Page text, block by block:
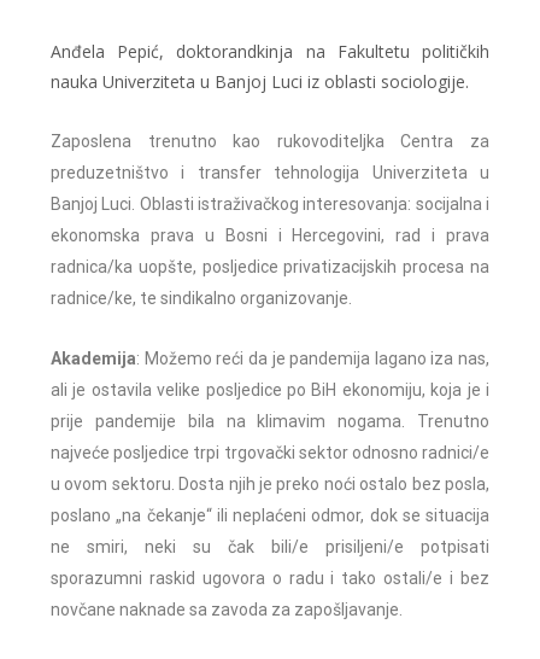
Anđela Pepić, doktorandkinja na Fakultetu političkih
nauka Univerziteta u Banjoj Luci iz oblasti sociologije.
Zaposlena trenutno kao rukovoditeljka Centra za
preduzetništvo i transfer tehnologija Univerziteta u
Banjoj Luci. Oblasti istraživačkog interesovanja: socijalna i
ekonomska prava u Bosni i Hercegovini, rad i prava
radnica/ka uopšte, posljedice privatizacijskih procesa na
radnice/ke, te sindikalno organizovanje.
Akademija: Možemo reći da je pandemija lagano iza nas,
ali je ostavila velike posljedice po BiH ekonomiju, koja je i
prije pandemije bila na klimavim nogama. Trenutno
najveće posljedice trpi trgovački sektor odnosno radnici/e
u ovom sektoru. Dosta njih je preko noći ostalo bez posla,
poslano „na čekanje“ ili neplaćeni odmor, dok se situacija
ne smiri, neki su čak bili/e prisiljeni/e potpisati
sporazumni raskid ugovora o radu i tako ostali/e i bez
novčane naknade sa zavoda za zapošljavanje.